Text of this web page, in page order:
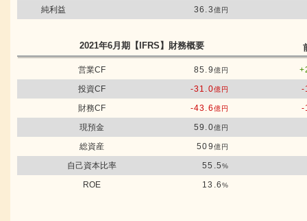
純利益 36.3億円
2021年6月期 【IFRS】 財務概要
営業CF 85.9億円
投資CF
-31.0億円
-
財務CF
-43.6億円
-
現預金
59.0億円
総資産 509億円
自己資本比率 55.5%
ROE 13.6%